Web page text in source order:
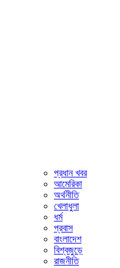
প্রধান খবর
আমেরিকা
অর্থনীতি
খেলাধুলা
ধর্ম
প্রবাস
বাংলাদেশ
বিশ্বজুড়ে
রাজনীতি